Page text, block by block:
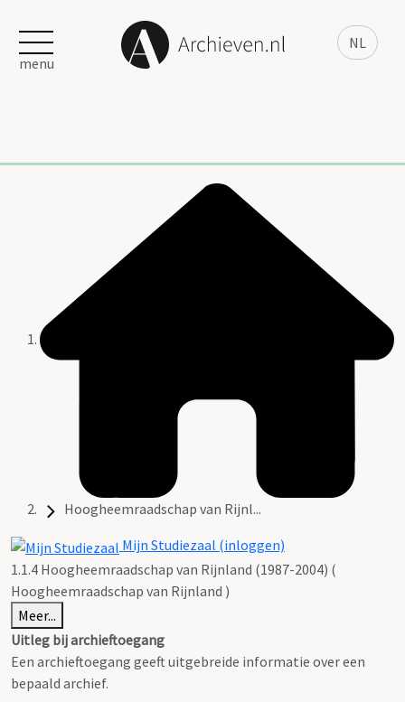
NL
menu
Hoogheemraadschap van Rijnl...
Mijn Studiezaal (inloggen)
1.1.4 Hoogheemraadschap van Rijnland (1987-2004) (
Hoogheemraadschap van Rijnland )
Meer...
Uitleg bij archieftoegang
Een archieftoegang geeft uitgebreide informatie over een
bepaald archief.